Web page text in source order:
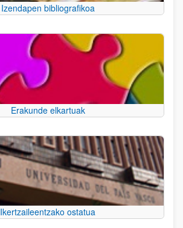
Izendapen bibliografikoa
Erakunde elkartuak
Ikertzaileentzako ostatua